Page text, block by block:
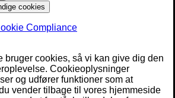
cookies
Compliance
bruger cookies, så vi kan give dig den
Cookieoplysninger
og udfører funktioner som at
vender tilbage til vores hjemmeside